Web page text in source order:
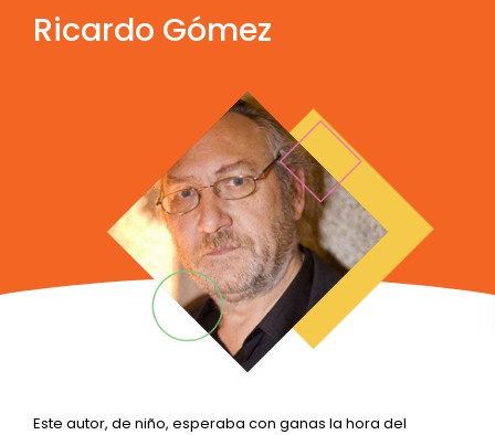
Ricardo Gómez
Este autor, de niño, esperaba con ganas la hora del